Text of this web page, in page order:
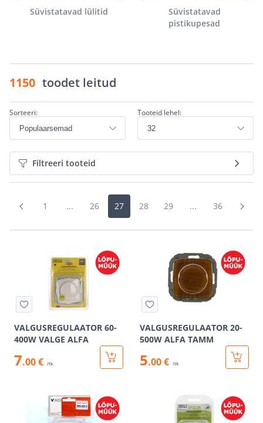
Süvistatavad lülitid
Süvistatavad
pistikupesad
1150 toodet leitud
Sorteeri: Tooteid lehel:
Filtreeri tooteid
1 ... 26 27 28 29 ... 36
VALGUSREGULAATOR 60-
400W VALGE ALFA
7.00 € /tk
VALGUSREGULAATOR 20-
500W ALFA TAMM
5.00 € /tk